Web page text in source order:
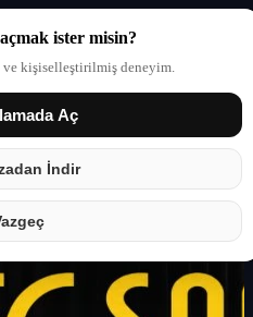
ister misin?
ve kişiselleştirilmiş deneyim.
Aç
İndir